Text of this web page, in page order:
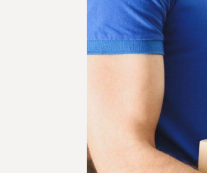
Ihre
Obstvorräte